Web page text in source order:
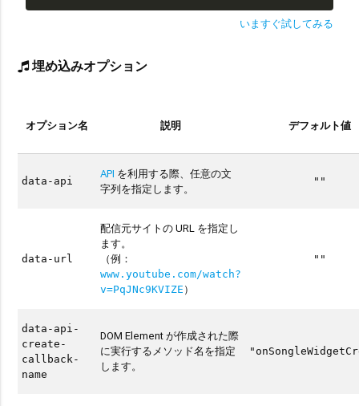
いますぐ試してみる
埋め込みオプション
オプション名 説明 デフォルト値
data-api
API を利用する際、任意の文
字列を指定します。
""
data-url
配信元サイトの URL を指定し
ます。
（例：
www.youtube.com/watch?
v=PqJNc9KVIZE ）
""
data-api-
create-
callback-
name
DOM Element が作成された際
に実行するメソッド名を指定
します。